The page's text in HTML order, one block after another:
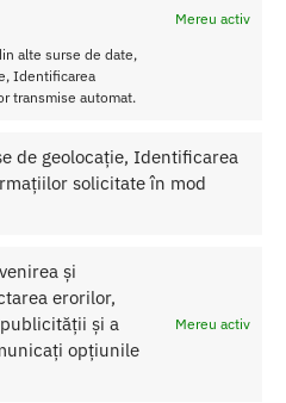
Mereu activ
alte surse de date,
Identificarea
transmise automat.
de geolocație, Identificarea
solicitate în mod
și
erorilor,
și a
opțiunile
Mereu activ
si dupa fiecare utilizare cu apa
suplimentara puteti utiliza un